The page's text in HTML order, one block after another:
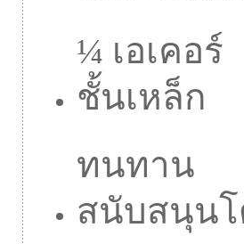
¼ เอเคอร์
ชั้นเหล็ก
ทนทาน
สนับสนุน